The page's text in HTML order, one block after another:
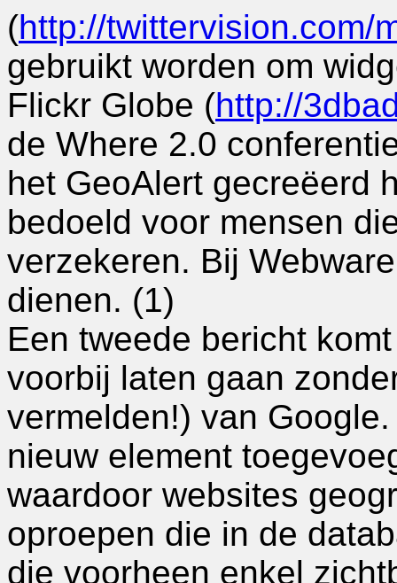
(http://twittervision.com/
gebruikt worden om
Flickr Globe (http://
de Where 2.0
het GeoAlert gecreëerd
bedoeld voor mensen
verzekeren. Bij
dienen. (1)
Een tweede bericht
voorbij laten gaan
vermelden!) van
nieuw element
waardoor websites
oproepen die in de
die voorheen enkel